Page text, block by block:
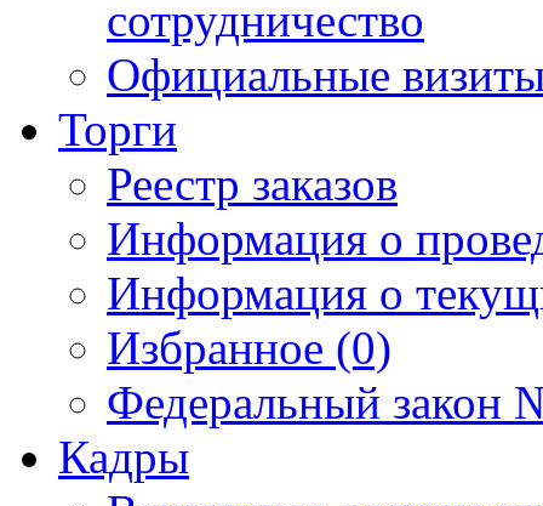
сотрудничество
Официальные
Торги
Реестр заказов
Информация о
Информация о
Избранное (0)
Федеральный закон
Кадры